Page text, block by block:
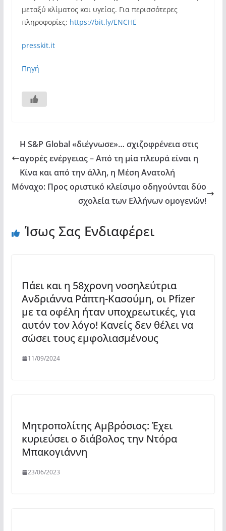
μεταξύ κλίματος και υγείας. Για περισσότερες
πληροφορίες: https://bit.ly/ENCHE
presskit.it
Πηγή
Η S&P Global «διέγνωσε»… σχιζοφρένεια στις
αγορές ενέργειας – Από τη μία πλευρά είναι η
Κίνα και από την άλλη, η Μέση Ανατολή
Μόναχο: Προς οριστικό κλείσιμο οδηγούνται δύο
σχολεία των Eλλήνων ομογενών!
Ίσως Σας Ενδιαφέρει
Πάει και η 58χρονη νοσηλεύτρια
Ανδριάννα Ράπτη-Κασούμη, οι Pfizer
με τα οφέλη ήταν υποχρεωτικές, για
αυτόν τον λόγο! Κανείς δεν θέλει να
σώσει τους εμφολιασμένους
11/09/2024
Μητροπολίτης Αμβρόσιος: Έχει
κυριεύσει ο διάβολος την Ντόρα
Μπακογιάννη
23/06/2023